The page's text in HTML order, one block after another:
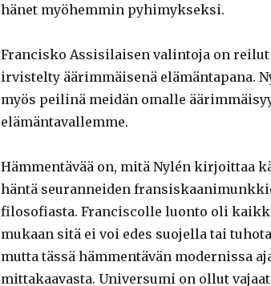
hänet myöhemmin pyhimykseksi.
Francisko Assisilaisen valintoja on
irvistelty äärimmäisenä elämäntapana.
myös peilinä meidän omalle
elämäntavallemme.
Hämmentävää on, mitä Nylén kirjoittaa
häntä seuranneiden
filosofiasta. Franciscolle luonto oli
mukaan sitä ei voi edes suojella tai
mutta tässä hämmentävän modernissa
mittakaavasta. Universumi on ollut